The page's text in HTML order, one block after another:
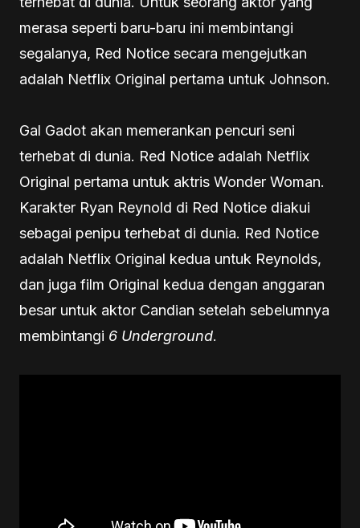
merasa seperti baru-baru ini membintangi
segalanya, Red Notice secara mengejutkan
adalah Netflix Original pertama untuk Johnson.
Gal Gadot akan memerankan pencuri seni
terhebat di dunia. Red Notice adalah Netflix
Original pertama untuk aktris Wonder Woman.
Karakter Ryan Reynold di Red Notice diakui
sebagai penipu terhebat di dunia. Red Notice
adalah Netflix Original kedua untuk Reynolds,
dan juga film Original kedua dengan anggaran
besar untuk aktor Candian setelah sebelumnya
membintangi 6 Underground.